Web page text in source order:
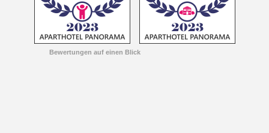
Bewertungen auf einen Blick